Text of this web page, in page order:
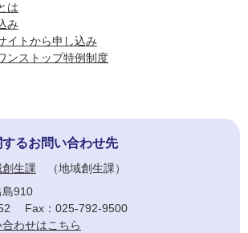
は
み
イトから申し込み
ンストップ特例制度
るお問い合わせ先
創生課
地域創生課
島910
Fax：025-792-9500
わせはこちら